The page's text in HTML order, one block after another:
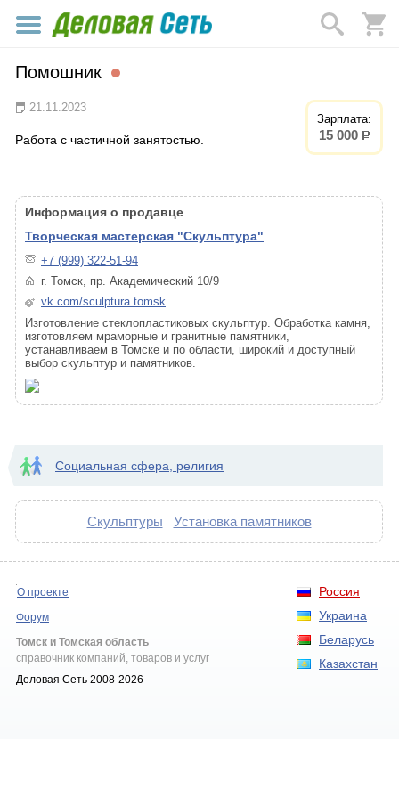
Помошник
Зарплата:
15 000 р.
21.11.2023
Работа с частичной занятостью.
Информация о продавце
Творческая мастерская "Скульптура"
+7 (999) 322-51-94
г. Томск, пр. Академический 10/9
vk.com/sculptura.tomsk
Изготовление стеклопластиковых скульптур. Обработка камня,
изготовляем мраморные и гранитные памятники,
устанавливаем в Томске и по области, широкий и доступный
выбор скульптур и памятников.
Социальная сфера, религия
Скульптуры Установка памятников
Россия
Украина
Беларусь
Казахстан
О проекте
Форум
Томск и Томская область
справочник компаний, товаров и услуг
Деловая Сеть 2008-2026